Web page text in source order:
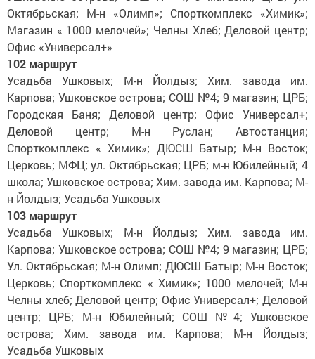
Октябрьская; М-н «Олимп»; Спорткомплекс «Химик»;
Магазин « 1000 мелочей»; Челны Хлеб; Деловой центр;
Офис «Универсал+»
102 маршрут
Усадьба Ушковых; М-н Йолдыз; Хим. завода им.
Карпова; Ушковское острова; СОШ №4; 9 магазин; ЦРБ;
Городская Баня; Деловой центр; Офис Универсал+;
Деловой центр; М-н Руслан; Автостанция;
Спорткомплекс « Химик»; ДЮСШ Батыр; М-н Восток;
Церковь; МФЦ; ул. Октябрьская; ЦРБ; м-н Юбилейный; 4
школа; Ушковское острова; Хим. завода им. Карпова; М-
н Йолдыз; Усадьба Ушковых
103 маршрут
Усадьба Ушковых; М-н Йолдыз; Хим. завода им.
Карпова; Ушковское острова; СОШ №4; 9 магазин; ЦРБ;
Ул. Октябрьская; М-н Олимп; ДЮСШ Батыр; М-н Восток;
Церковь; Спорткомплекс « Химик»; 1000 мелочей; М-н
Челны хлеб; Деловой центр; Офис Универсал+; Деловой
центр; ЦРБ; М-н Юбилейный; СОШ №4; Ушковское
острова; Хим. завода им. Карпова; М-н Йолдыз;
Усадьба Ушковых